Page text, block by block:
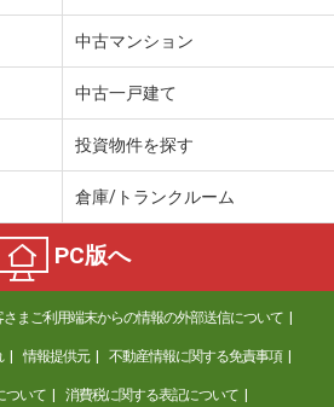
中古マンション
中古一戸建て
投資物件を探す
倉庫/トランクルーム
PC版へ
さまご利用端末からの情報の外部送信について
情報提供元 不動産情報に関する免責事項
ついて 消費税に関する表記について